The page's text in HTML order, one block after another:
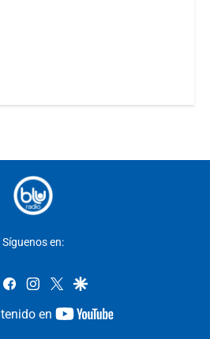
Síguenos en:
whatsappfacebookinstagram
twittergoogle
en
youtube-